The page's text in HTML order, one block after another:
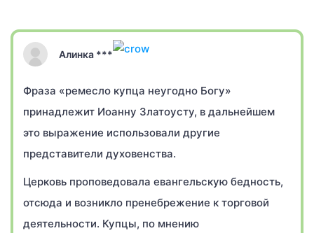
Алинка ***
Фраза «ремесло купца неугодно Богу»
принадлежит Иоанну Златоусту, в дальнейшем
это выражение использовали другие
представители духовенства.
Церковь проповедовала евангельскую бедность,
отсюда и возникло пренебрежение к торговой
деятельности. Купцы, по мнению